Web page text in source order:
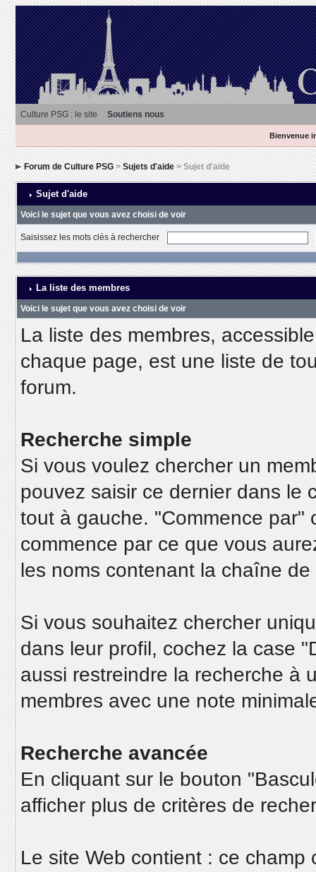
Culture PSG : le site Soutiens nous
Bienvenue
Forum de Culture PSG>Sujets d'aide> Sujet d'aide
Sujet d'aide
Voici le sujet que vous avez choisi de voir
Saisissez les mots clés à rechercher
La liste des membres
Voici le sujet que vous avez choisi de voir
La liste des membres,
chaque page, est une liste de
forum.
Recherche simple
Si vous voulez chercher un
pouvez saisir ce dernier dans le
tout à gauche. "Commence par"
commence par ce que vous
les noms contenant la chaîne
Si vous souhaitez chercher
dans leur profil, cochez la case
aussi restreindre la recherche à
membres avec une note
Recherche avancée
En cliquant sur le bouton
afficher plus de critères de
Le site Web contient : ce champ